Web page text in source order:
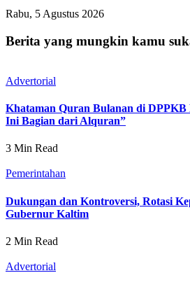
Rabu, 5 Agustus 2026
Berita yang mungkin kamu
Advertorial
Khataman Quran Bulanan di
Ini Bagian dari Alquran”
3 Min Read
Pemerintahan
Dukungan dan Kontroversi, Rotasi
Gubernur Kaltim
2 Min Read
Advertorial